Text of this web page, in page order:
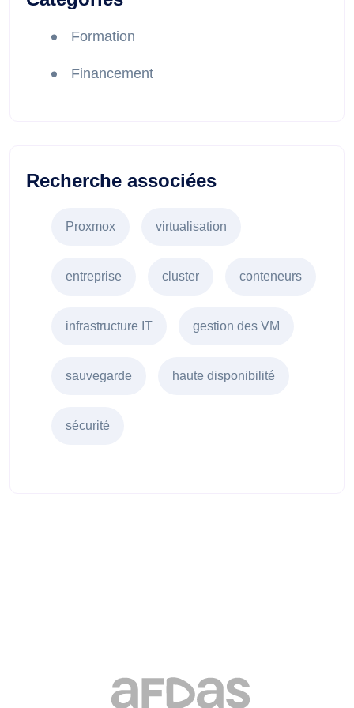
Formation
Financement
Recherche associées
Proxmox virtualisation
entreprise cluster conteneurs
infrastructure IT gestion des VM
sauvegarde haute disponibilité
sécurité